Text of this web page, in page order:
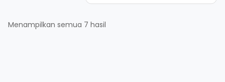
Menampilkan semua 7 hasil